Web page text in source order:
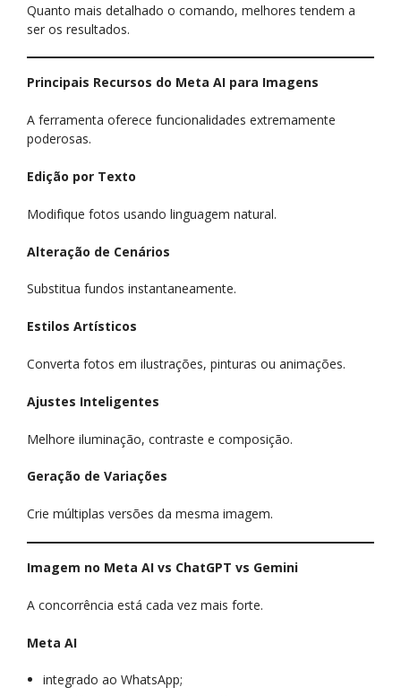
Quanto mais detalhado o comando, melhores tendem a
ser os resultados.
Principais Recursos do Meta AI para Imagens
A ferramenta oferece funcionalidades extremamente
poderosas.
Edição por Texto
Modifique fotos usando linguagem natural.
Alteração de Cenários
Substitua fundos instantaneamente.
Estilos Artísticos
Converta fotos em ilustrações, pinturas ou animações.
Ajustes Inteligentes
Melhore iluminação, contraste e composição.
Geração de Variações
Crie múltiplas versões da mesma imagem.
Imagem no Meta AI vs ChatGPT vs Gemini
A concorrência está cada vez mais forte.
Meta AI
integrado ao WhatsApp;